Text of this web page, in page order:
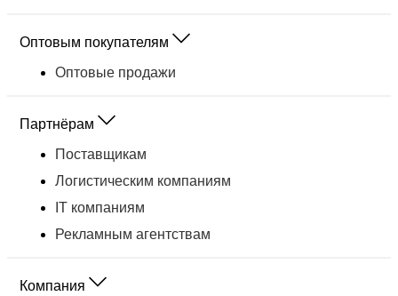
Оптовым покупателям
Оптовые продажи
Партнёрам
Поставщикам
Логистическим компаниям
IT компаниям
Рекламным агентствам
Компания